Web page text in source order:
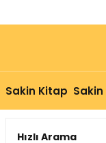
Sakin Kitap
Hızlı Arama